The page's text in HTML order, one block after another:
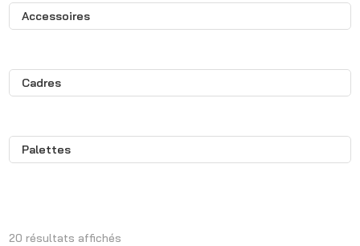
Accessoires
Cadres
Palettes
20 résultats affichés